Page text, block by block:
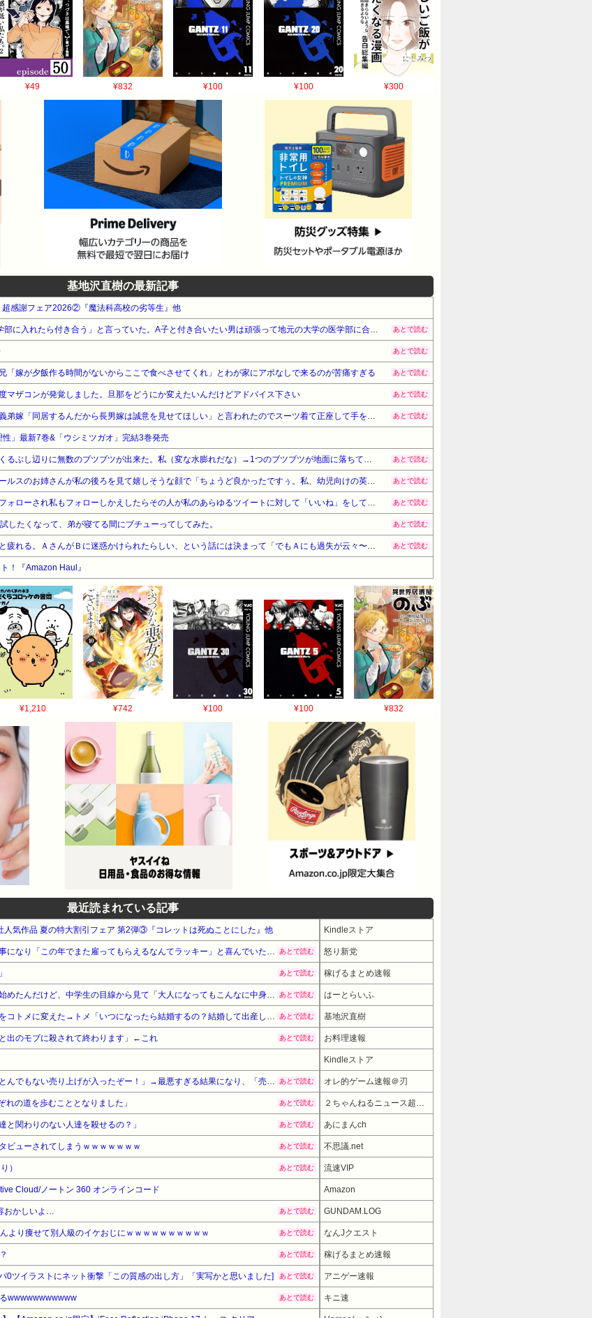
¥49 ¥832 ¥100 ¥100 ¥300
基地沢直樹の最新記事
超感謝フェア2026②『魔法科高校の劣等生』他
超美人のA子は告白してくる男に「医学部に入れたら付き合う」と言っていた。A子と付き合いたい男は頑張って地元の大学の医学部に合格したが… あとで読む
あとで読む
「嫁が夕飯作る時間がないからここで食べさせてくれ」とわが家にアポなしで来るのが苦痛すぎる あとで読む
マザコンが発覚しました。旦那をどうにか変えたいんだけどアドバイス下さい あとで読む
義弟夫売が義実家で同居することに→義弟嫁「同居するんだから長男嫁は誠意を見せてほしい」と言われたのでスーツ着て正座して手をつき挨拶したのに… あとで読む
性」最新7巻&「ウシミツガオ」完結3巻発売
川で魚を獲って休憩していたら、足のくるぶし辺りに無数のブツブツが出来た。私（変な水膨れだな）→1つのブツブツが地面に落ちてうにょうにょ動き出し… あとで読む
インターフォンが鳴ったので出たらセールスのお姉さんが私の後ろを見て嬉しそうな顔で「ちょうど良かったですぅ。私、幼児向けの英語教室をやっていて～」とチラシを手 あとで読む
同じ趣味のアラフィフくらいの女性にフォローされ私もフォローしかえしたらその人が私のあらゆるツイートに対して「いいね」をしてくる あとで読む
したくなって、弟が寝てる間にブチューってしてみた。 あとで読む
母がどっちもどっち論者で会話してると疲れる。ＡさんがＢに迷惑かけられたらしい、という話には決まって「でもＡにも過失が云々〜」と返してくる あとで読む
！『Amazon Haul』
¥1,210 ¥742 ¥100 ¥100 ¥832
最近読まれている記事
人気作品 夏の特大割引フェア 第2弾③『コレットは死ぬことにした』他 Kindleストア
母が近所の個人経営の店でバイトする事になり「この年でまた雇ってもらえるなんてラッキー」と喜んでいたものの、雇われた理由が… あとで読む 怒り新党
あとで読む 稼げるまとめ速報
【マジかよ…】中学生の頃にネトゲを始めたんだけど、中学生の目線から見て「大人になってもこんなに中身幼いの！？」って人がいて衝撃だった… あとで読む はーとらいふ
小梨の私へ嫌味言ってたトメが、標的をコトメに変えた→トメ「いつになったら結婚するの？結婚して出産してようやく一人前よ」普段はスルーするコトメだったが… あとで読む 基地沢直樹
出のモブに殺されて終わります」←これ あとで読む お料理速報
Kindleストア
「成人向けゲームを大ヒットさせて、とんでもない売り上げが入ったぞー！」→最悪すぎる結果になり、「売り上げ0円だけど、多額の税金を払え」という状況になって絶望 あとで読む オレ的ゲーム速報＠刃
の道を歩むこととなりました」 あとで読む ２ちゃんねるニュース超速まとめ＋
と関わりのない人達を殺せるの？」 あとで読む あにまんch
ビューされてしまうｗｗｗｗｗｗｗ あとで読む 不思議.net
） あとで読む 流速VIP
Cloud/ノートン 360 オンラインコード Amazon
おかしいよ… あとで読む GUNDAM.LOG
より痩せて別人級のイケおじにｗｗｗｗｗｗｗｗｗｗ あとで読む なんJクエスト
あとで読む 稼げるまとめ速報
0ツイラストにネット衝撃「この質感の出し方」「実写かと思いました] あとで読む アニゲー速報
wwwwwwwwwww あとで読む キニ速